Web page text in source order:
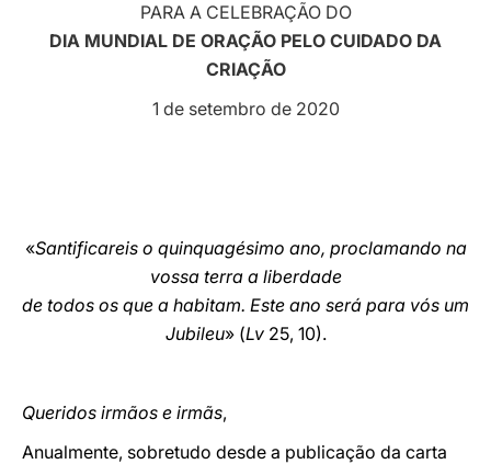
PARA A CELEBRAÇÃO DO
DIA MUNDIAL DE ORAÇÃO PELO CUIDADO DA
CRIAÇÃO
1 de setembro de 2020
«Santificareis o quinquagésimo ano, proclamando na
vossa terra a liberdade
de todos os que a habitam. Este ano será para vós um
Jubileu» (Lv25, 10).
Queridos irmãos e irmãs,
Anualmente, sobretudo desde a publicação da carta